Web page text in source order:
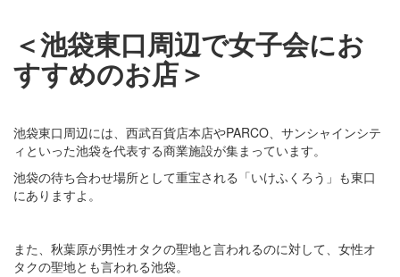
＜池袋東口周辺で女子会にお
すすめのお店＞
池袋東口周辺には、西武百貨店本店やPARCO、サンシャインシテ
ィといった池袋を代表する商業施設が集まっています。
池袋の待ち合わせ場所として重宝される「いけふくろう」も東口
にありますよ。
また、秋葉原が男性オタクの聖地と言われるのに対して、女性オ
タクの聖地とも言われる池袋。